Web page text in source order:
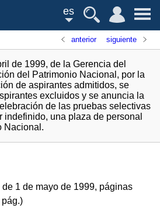
es
anterior siguiente
de 1999, de la Gerencia del
del Patrimonio Nacional, por la
de aspirantes admitidos, se
excluidos y se anuncia la
de las pruebas selectivas
indefinido, una plaza de personal
Nacional.
de 1 de mayo de 1999, páginas
pág.)